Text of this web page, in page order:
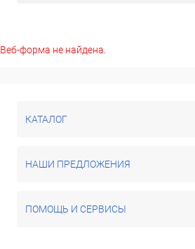
Веб-форма не найдена.
КАТАЛОГ
НАШИ ПРЕДЛОЖЕНИЯ
ПОМОЩЬ И СЕРВИСЫ